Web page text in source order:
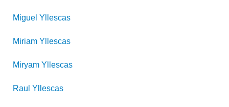
Miguel Yllescas
Miriam Yllescas
Miryam Yllescas
Raul Yllescas